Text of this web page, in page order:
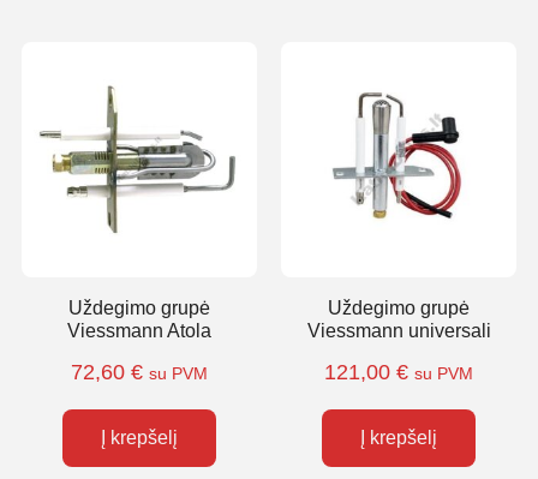
Uždegimo grupė
Viessmann Atola
72,60 € su PVM
Į krepšelį
Uždegimo grupė
Viessmann universali
121,00 € su PVM
Į krepšelį